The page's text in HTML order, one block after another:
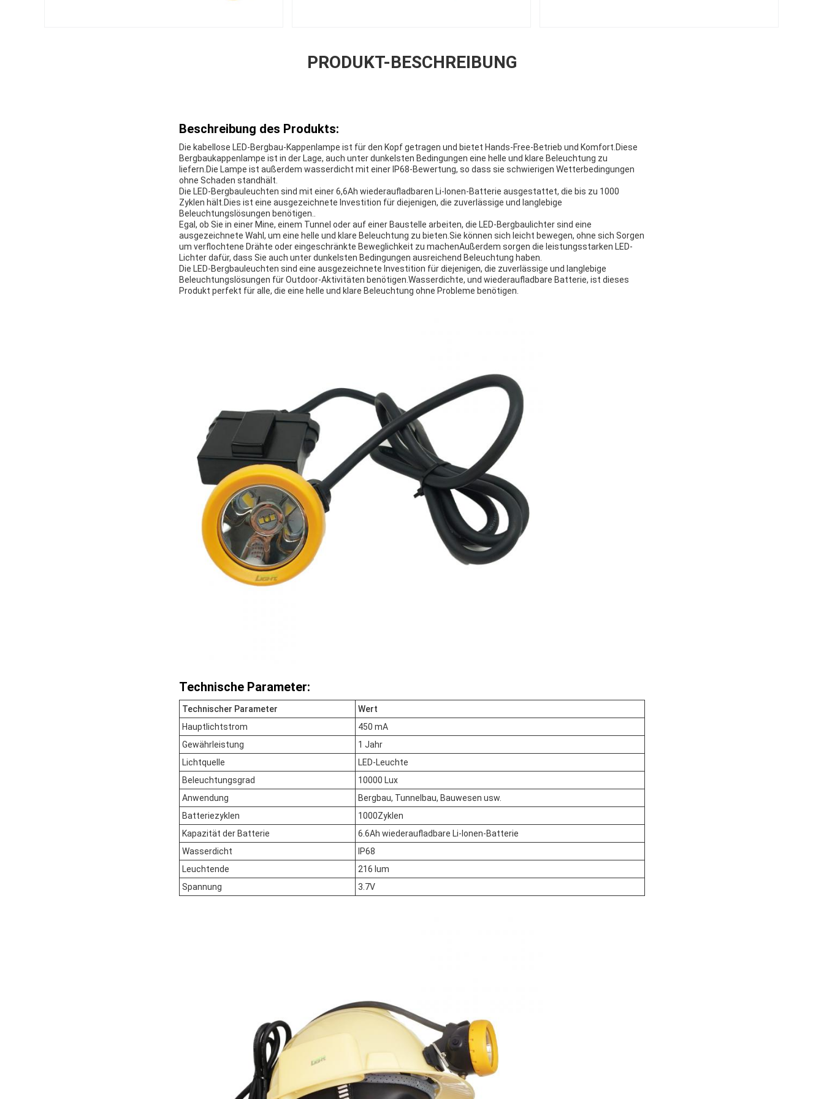
PRODUKT-BESCHREIBUNG
Beschreibung des Produkts:
Die kabellose LED-Bergbau-Kappenlampe ist für den Kopf getragen und bietet Hands-Free-Betrieb und Komfort.Diese
Bergbaukappenlampe ist in der Lage, auch unter dunkelsten Bedingungen eine helle und klare Beleuchtung zu
liefern.Die Lampe ist außerdem wasserdicht mit einer IP68-Bewertung, so dass sie schwierigen Wetterbedingungen
ohne Schaden standhält.
Die LED-Bergbauleuchten sind mit einer 6,6Ah wiederaufladbaren Li-Ionen-Batterie ausgestattet, die bis zu 1000
Zyklen hält.Dies ist eine ausgezeichnete Investition für diejenigen, die zuverlässige und langlebige
Beleuchtungslösungen benötigen..
Egal, ob Sie in einer Mine, einem Tunnel oder auf einer Baustelle arbeiten, die LED-Bergbaulichter sind eine
ausgezeichnete Wahl, um eine helle und klare Beleuchtung zu bieten.Sie können sich leicht bewegen, ohne sich Sorgen
um verflochtene Drähte oder eingeschränkte Beweglichkeit zu machenAußerdem sorgen die leistungsstarken LED-
Lichter dafür, dass Sie auch unter dunkelsten Bedingungen ausreichend Beleuchtung haben.
Die LED-Bergbauleuchten sind eine ausgezeichnete Investition für diejenigen, die zuverlässige und langlebige
Beleuchtungslösungen für Outdoor-Aktivitäten benötigen.Wasserdichte, und wiederaufladbare Batterie, ist dieses
Produkt perfekt für alle, die eine helle und klare Beleuchtung ohne Probleme benötigen.
Technische Parameter:
Technischer Parameter
Wert
Hauptlichtstrom
450 mA
Gewährleistung
1 Jahr
Lichtquelle
LED-Leuchte
Beleuchtungsgrad
10000 Lux
Anwendung
Bergbau, Tunnelbau, Bauwesen usw.
Batteriezyklen
1000Zyklen
Kapazität der Batterie
6.6Ah wiederaufladbare Li-Ionen-Batterie
Wasserdicht
IP68
Leuchtende
216 lum
Spannung
3.7V